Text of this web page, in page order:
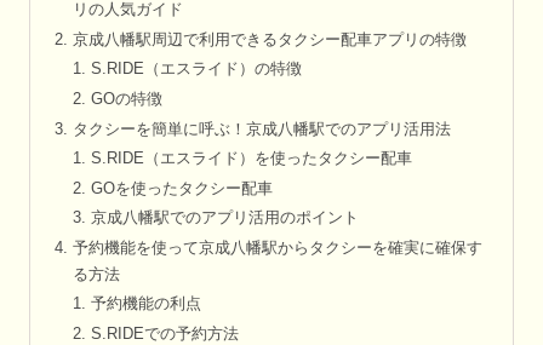
リの人気ガイド
京成八幡駅周辺で利用できるタクシー配車アプリの特徴
S.RIDE（エスライド）の特徴
GOの特徴
タクシーを簡単に呼ぶ！京成八幡駅でのアプリ活用法
S.RIDE（エスライド）を使ったタクシー配車
GOを使ったタクシー配車
京成八幡駅でのアプリ活用のポイント
予約機能を使って京成八幡駅からタクシーを確実に確保す
る方法
予約機能の利点
S.RIDEでの予約方法